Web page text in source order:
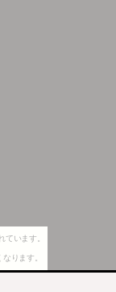
います。
ります。